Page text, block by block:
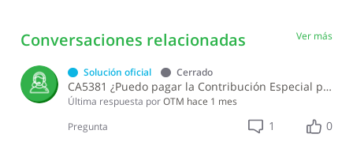
Conversaciones relacionadas Ver más
Solución oficial Cerrado
CA5381 ¿Puedo pagar la Contribución Especial para la Gestión Integral de Residuos Sólidos de manera fraccionada?
Última respuesta porOTM hace 1 mes
Pregunta
1 0